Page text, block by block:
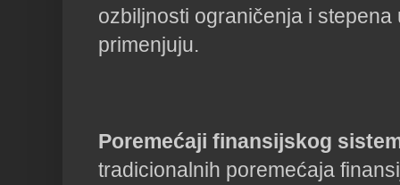
ozbiljnosti ograničenja i stepena
primenjuju.
Poremećaji finansijskog
tradicionalnih poremećaja